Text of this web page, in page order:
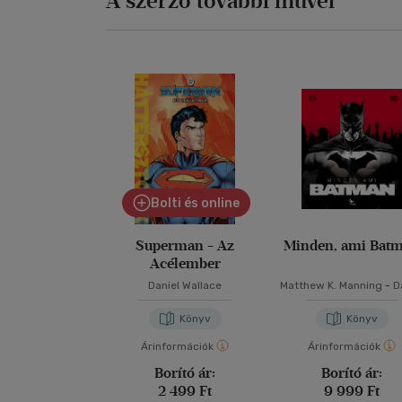
Bolti és online
Superman - Az
Acélember
Daniel Wallace
Könyv
Árinformációk
Borító ár:
2 499 Ft
Minden, ami
Matthew K. Manning -
Könyv
Árinformációk
Borító ár:
9 999 Ft